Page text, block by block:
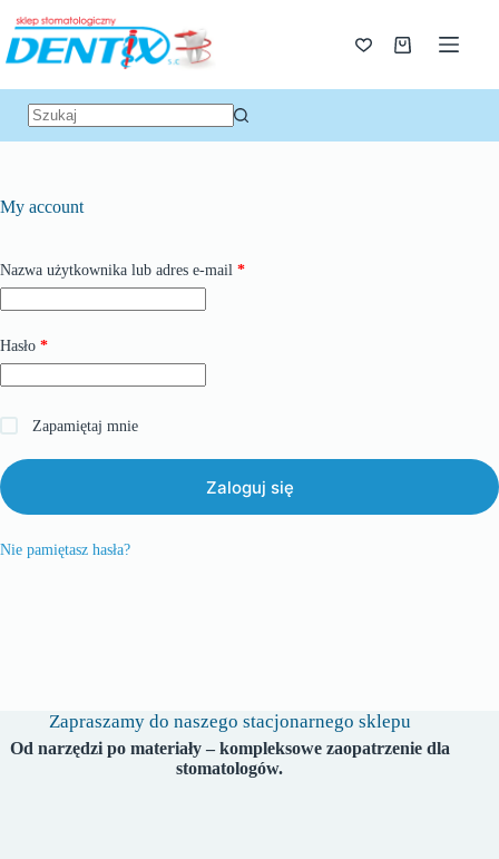
My account
Nazwa użytkownika lub adres e-mail *
Hasło *
Zapamiętaj mnie
Zaloguj się
Nie pamiętasz hasła?
Zapraszamy do naszego stacjonarnego sklepu
Od narzędzi po materiały – kompleksowe zaopatrzenie dla
stomatologów.